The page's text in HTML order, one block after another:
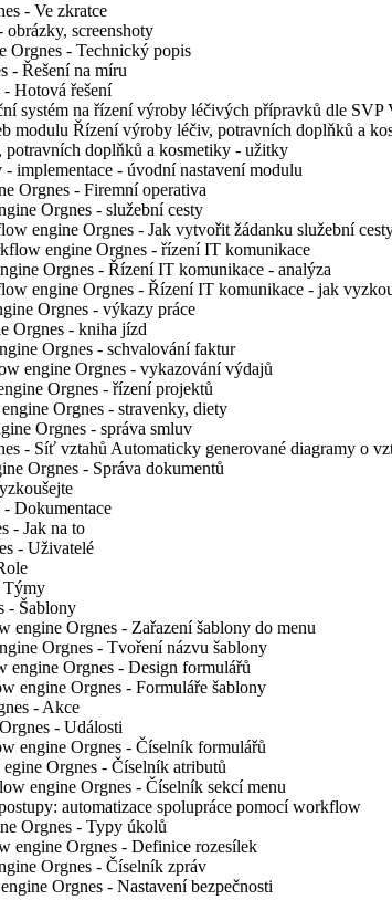
- Ve zkratce
screenshoty
Orgnes - Technický popis
- Řešení na míru
Hotová řešení
systém na řízení výroby léčivých přípravků dle
modulu Řízení výroby léčiv, potravních doplňků a
doplňků a kosmetiky - užitky
implementace - úvodní nastavení modulu
Orgnes - Firemní operativa
Orgnes - služební cesty
engine Orgnes - Jak vytvořit žádanku služební
engine Orgnes - řízení IT komunikace
Orgnes - Řízení IT komunikace - analýza
engine Orgnes - Řízení IT komunikace - jak
Orgnes - výkazy práce
Orgnes - kniha jízd
Orgnes - schvalování faktur
engine Orgnes - vykazování výdajů
Orgnes - řízení projektů
Orgnes - stravenky, diety
Orgnes - správa smluv
- Síť vztahů Automaticky generované diagramy o
Orgnes - Správa dokumentů
Dokumentace
- Jak na to
- Uživatelé
Týmy
- Šablony
engine Orgnes - Zařazení šablony do menu
Orgnes - Tvoření názvu šablony
engine Orgnes - Design formulářů
engine Orgnes - Formuláře šablony
- Akce
- Události
engine Orgnes - Číselník formulářů
Orgnes - Číselník atributů
engine Orgnes - Číselník sekcí menu
automatizace spolupráce pomocí workflow
Orgnes - Typy úkolů
engine Orgnes - Definice rozesílek
Orgnes - Číselník zpráv
Orgnes - Nastavení bezpečnosti